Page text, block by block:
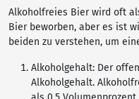
Alkoholfreies Bier wird oft
Bier beworben, aber es ist
beiden zu verstehen, um
Alkoholgehalt: Der
Alkoholgehalt.